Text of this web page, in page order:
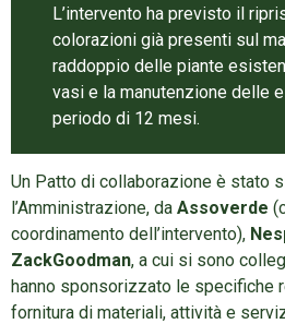
L’intervento ha previsto il
colorazioni già presenti sul
raddoppio delle piante
vasi e la manutenzione delle
periodo di 12 mesi.
Un Patto di collaborazione è stato
l’Amministrazione, da Assoverde
coordinamento dell’intervento),
ZackGoodman, a cui si sono
hanno sponsorizzato le specifiche
fornitura di materiali, attività e